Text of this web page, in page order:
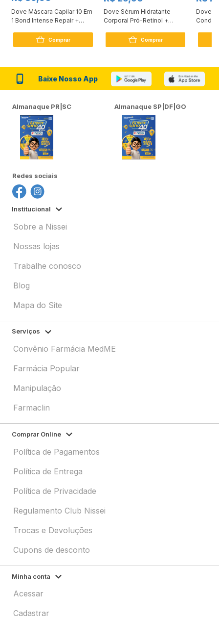
Dove Máscara Capilar 10 Em
1 Bond Intense Repair +
Comprar
Dove Sérum Hidratante
Corporal Pró-Retinol +
Comprar
Dove
Baixe Nosso App
Almanaque PR|SC Almanaque SP|DF|GO
Redes sociais
Institucional
Sobre a Nissei
Nossas lojas
Trabalhe conosco
Blog
Mapa do Site
Serviços
Convênio Farmácia MedME
Farmácia Popular
Manipulação
Farmaclin
Comprar Online
Política de Pagamentos
Política de Entrega
Política de Privacidade
Regulamento Club Nissei
Trocas e Devoluções
Cupons de desconto
Minha conta
Acessar
Cadastrar